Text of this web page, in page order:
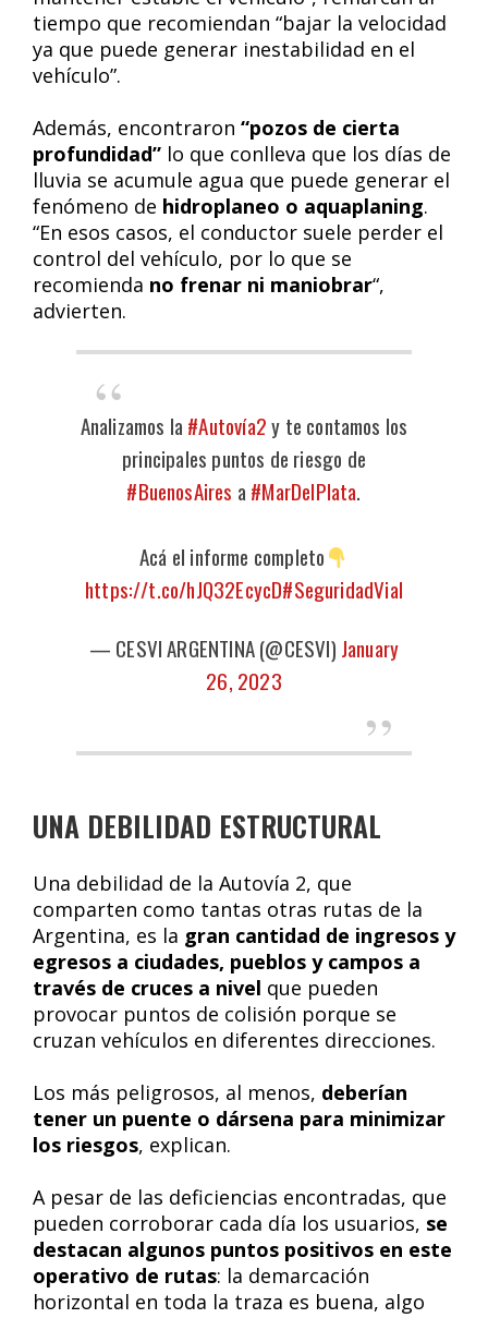
tiempo que recomiendan “bajar la velocidad
ya que puede generar inestabilidad en el
vehículo”.
Además, encontraron “pozos de cierta
profundidad” lo que conlleva que los días de
lluvia se acumule agua que puede generar el
fenómeno de hidroplaneo o aquaplaning.
“En esos casos, el conductor suele perder el
control del vehículo, por lo que se
recomienda no frenar ni maniobrar“,
advierten.
Analizamos la #Autovía2y te contamos los
principales puntos de riesgo de
#BuenosAires a #MarDelPlata.
Acá el informe completo
https://t.co/hJQ32EcycD#SeguridadVial
— CESVI ARGENTINA (@CESVI) January
26, 2023
UNA DEBILIDAD ESTRUCTURAL
Una debilidad de la Autovía 2, que
comparten como tantas otras rutas de la
Argentina, es la gran cantidad de ingresos y
egresos a ciudades, pueblos y campos a
través de cruces a nivel que pueden
provocar puntos de colisión porque se
cruzan vehículos en diferentes direcciones.
Los más peligrosos, al menos, deberían
tener un puente o dársena para minimizar
los riesgos, explican.
A pesar de las deficiencias encontradas, que
pueden corroborar cada día los usuarios, se
destacan algunos puntos positivos en este
operativo de rutas: la demarcación
horizontal en toda la traza es buena, algo